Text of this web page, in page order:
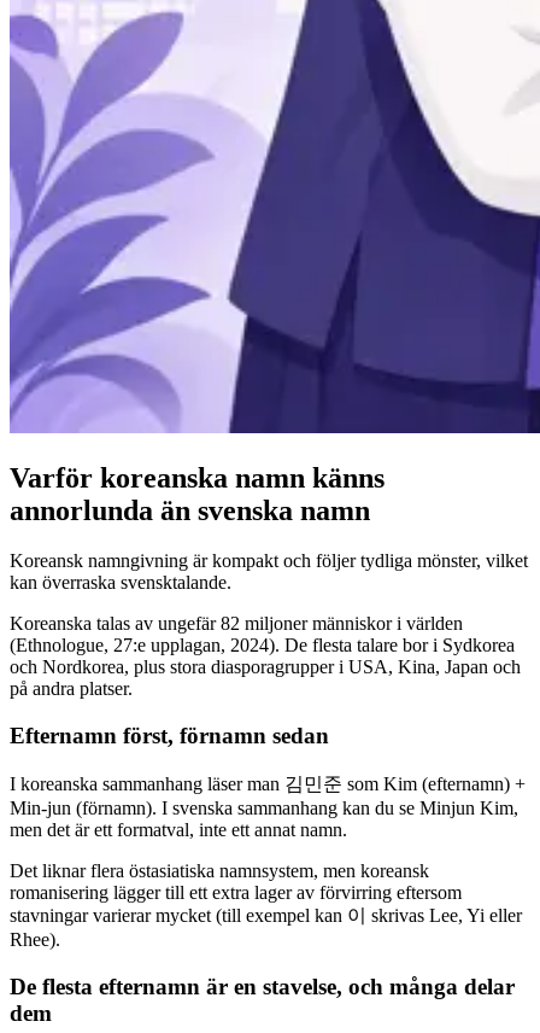
Varför koreanska namn känns
annorlunda än svenska namn
Koreansk namngivning är kompakt och följer tydliga mönster, vilket
kan överraska svensktalande.
Koreanska talas av ungefär 82 miljoner människor i världen
(Ethnologue, 27:e upplagan, 2024). De flesta talare bor i Sydkorea
och Nordkorea, plus stora diasporagrupper i USA, Kina, Japan och
på andra platser.
Efternamn först, förnamn sedan
I koreanska sammanhang läser man 김민준 som Kim (efternamn) +
Min-jun (förnamn). I svenska sammanhang kan du se Minjun Kim,
men det är ett formatval, inte ett annat namn.
Det liknar flera östasiatiska namnsystem, men koreansk
romanisering lägger till ett extra lager av förvirring eftersom
stavningar varierar mycket (till exempel kan 이 skrivas Lee, Yi eller
Rhee).
De flesta efternamn är en stavelse, och många delar
dem